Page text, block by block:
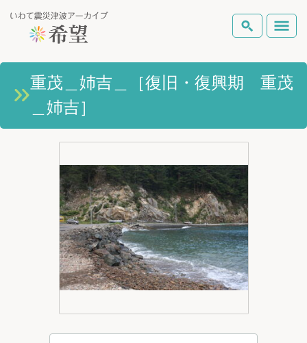
いわて震災津波アーカイブとは
岩手県の被害状況
ピックアップコンテンツ
Foreign Laguage
検索
重茂＿姉吉＿［復旧・復興期 重茂
＿姉吉］